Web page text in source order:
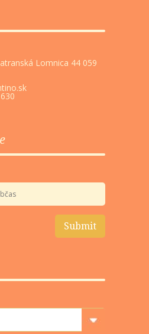
Lomnica 44 059